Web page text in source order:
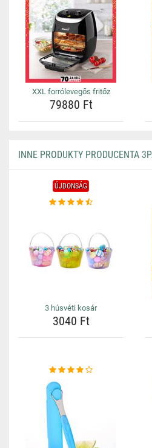
XXL forrólevegős fritőz
79880 Ft
INNE PRODUKTY PRODUCENTA
ÚJDONSÁG
3 húsvéti kosár
3040 Ft